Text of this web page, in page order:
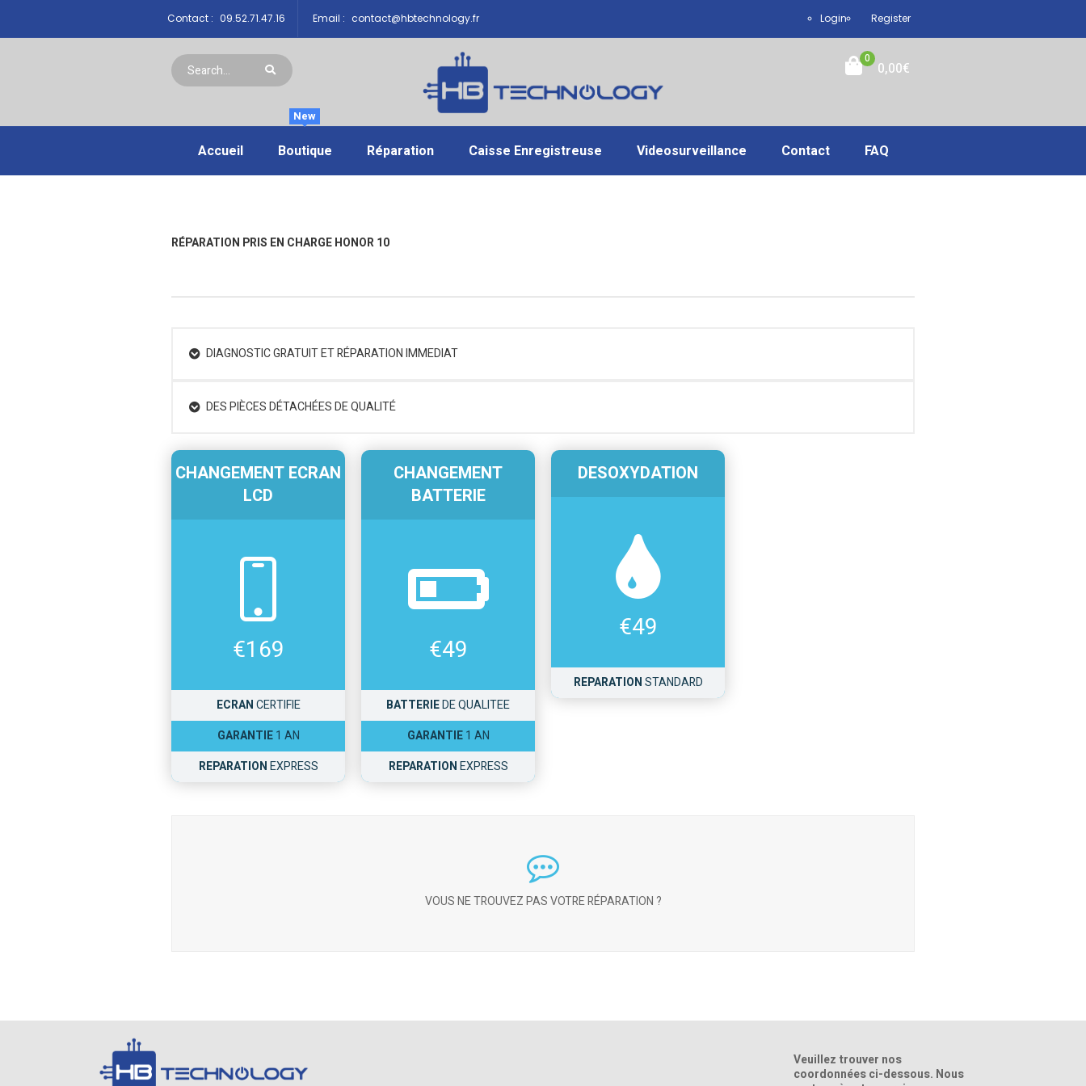
Contact : 09.52.71.47.16 Email : contact@hbtechnology.fr Login Register
0
0,00€
Accueil Boutique
New
Réparation Caisse Enregistreuse Videosurveillance Contact FAQ
RÉPARATION PRIS EN CHARGE HONOR 10
DIAGNOSTIC GRATUIT ET RÉPARATION IMMEDIAT
DES PIÈCES DÉTACHÉES DE QUALITÉ
CHANGEMENT ECRAN
LCD
€169
ECRANCERTIFIE
GARANTIE1 AN
REPARATIONEXPRESS
CHANGEMENT
BATTERIE
€49
BATTERIEDE QUALITEE
GARANTIE1 AN
REPARATIONEXPRESS
DESOXYDATION
€49
REPARATIONSTANDARD
VOUS NE TROUVEZ PAS VOTRE RÉPARATION ?
CONTACTEZ NOUS
Veuillez trouver nos
coordonnées ci-dessous. Nous